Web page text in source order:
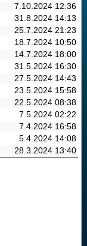
7.10.2024 12:36
31.8.2024 14:13
25.7.2024 21:23
18.7.2024 10:50
14.7.2024 18:00
31.5.2024 16:30
27.5.2024 14:43
23.5.2024 15:58
22.5.2024 08:38
7.5.2024 02:22
7.4.2024 16:58
5.4.2024 14:08
28.3.2024 13:40